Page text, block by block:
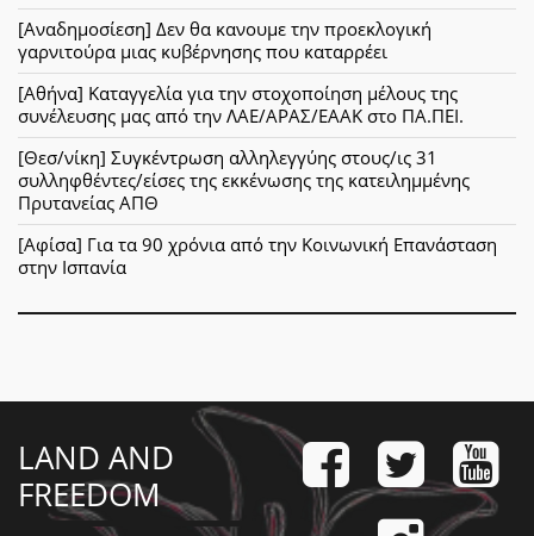
[Αναδημοσίεση] Δεν θα κανουμε την προεκλογική
γαρνιτούρα μιας κυβέρνησης που καταρρέει
[Αθήνα] Καταγγελία για την στοχοποίηση μέλους της
συνέλευσης μας από την ΛΑΕ/ΑΡΑΣ/ΕΑΑΚ στο ΠΑ.ΠΕΙ.
[Θεσ/νίκη] Συγκέντρωση αλληλεγγύης στους/ις 31
συλληφθέντες/είσες της εκκένωσης της κατειλημμένης
Πρυτανείας ΑΠΘ
[Αφίσα] Για τα 90 χρόνια από την Κοινωνική Επανάσταση
στην Ισπανία
LAND AND
FREEDOM